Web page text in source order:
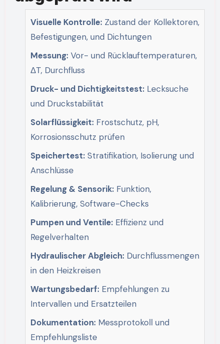
Visuelle Kontrolle:Zustand der Kollektoren,
Befestigungen, und Dichtungen
Messung:Vor- und Rücklauftemperaturen,
ΔT, Durchfluss
Druck- und Dichtigkeitstest:Lecksuche
und Druckstabilität
Solarflüssigkeit:Frostschutz, pH,
Korrosionsschutz prüfen
Speichertest:Stratifikation, Isolierung und
Anschlüsse
Regelung & Sensorik:Funktion,
Kalibrierung, Software-Checks
Pumpen und Ventile:Effizienz und
Regelverhalten
Hydraulischer Abgleich:Durchflussmengen
in den Heizkreisen
Wartungsbedarf:Empfehlungen zu
Intervallen und Ersatzteilen
Dokumentation:Messprotokoll und
Empfehlungsliste